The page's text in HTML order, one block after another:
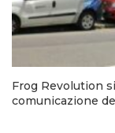
Frog Revolution
comunicazione